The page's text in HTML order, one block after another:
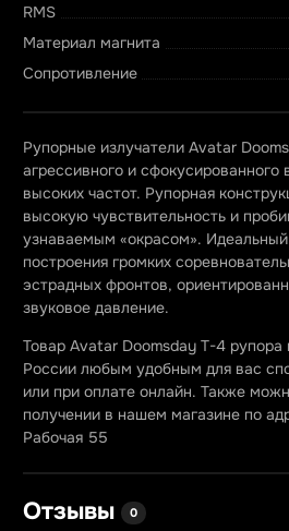
RMS
Материал магнита
Сопротивление
Рупорные излучатели Avatar
агрессивного и сфокусированного
высоких частот. Рупорная
высокую чувствительность и
узнаваемым «окрасом».
построения громких
эстрадных фронтов,
звуковое давление.
Товар Avatar Doomsday T-4
России любым удобным для вас
или при оплате онлайн. Также
получении в нашем магазине по
Рабочая 55
Отзывы 0